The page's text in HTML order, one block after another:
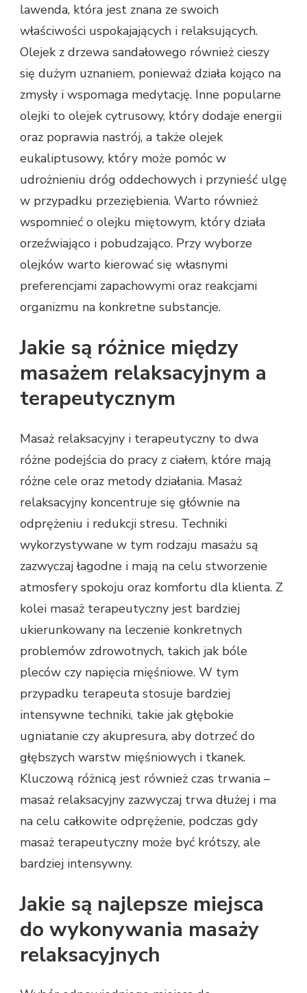
lawenda, która jest znana ze swoich
właściwości uspokajających i relaksujących.
Olejek z drzewa sandałowego również cieszy
się dużym uznaniem, ponieważ działa kojąco na
zmysły i wspomaga medytację. Inne popularne
olejki to olejek cytrusowy, który dodaje energii
oraz poprawia nastrój, a także olejek
eukaliptusowy, który może pomóc w
udrożnieniu dróg oddechowych i przynieść ulgę
w przypadku przeziębienia. Warto również
wspomnieć o olejku miętowym, który działa
orzeźwiająco i pobudzająco. Przy wyborze
olejków warto kierować się własnymi
preferencjami zapachowymi oraz reakcjami
organizmu na konkretne substancje.
Jakie są różnice między
masażem relaksacyjnym a
terapeutycznym
Masaż relaksacyjny i terapeutyczny to dwa
różne podejścia do pracy z ciałem, które mają
różne cele oraz metody działania. Masaż
relaksacyjny koncentruje się głównie na
odprężeniu i redukcji stresu. Techniki
wykorzystywane w tym rodzaju masażu są
zazwyczaj łagodne i mają na celu stworzenie
atmosfery spokoju oraz komfortu dla klienta. Z
kolei masaż terapeutyczny jest bardziej
ukierunkowany na leczenie konkretnych
problemów zdrowotnych, takich jak bóle
pleców czy napięcia mięśniowe. W tym
przypadku terapeuta stosuje bardziej
intensywne techniki, takie jak głębokie
ugniatanie czy akupresura, aby dotrzeć do
głębszych warstw mięśniowych i tkanek.
Kluczową różnicą jest również czas trwania –
masaż relaksacyjny zazwyczaj trwa dłużej i ma
na celu całkowite odprężenie, podczas gdy
masaż terapeutyczny może być krótszy, ale
bardziej intensywny.
Jakie są najlepsze miejsca
do wykonywania masaży
relaksacyjnych